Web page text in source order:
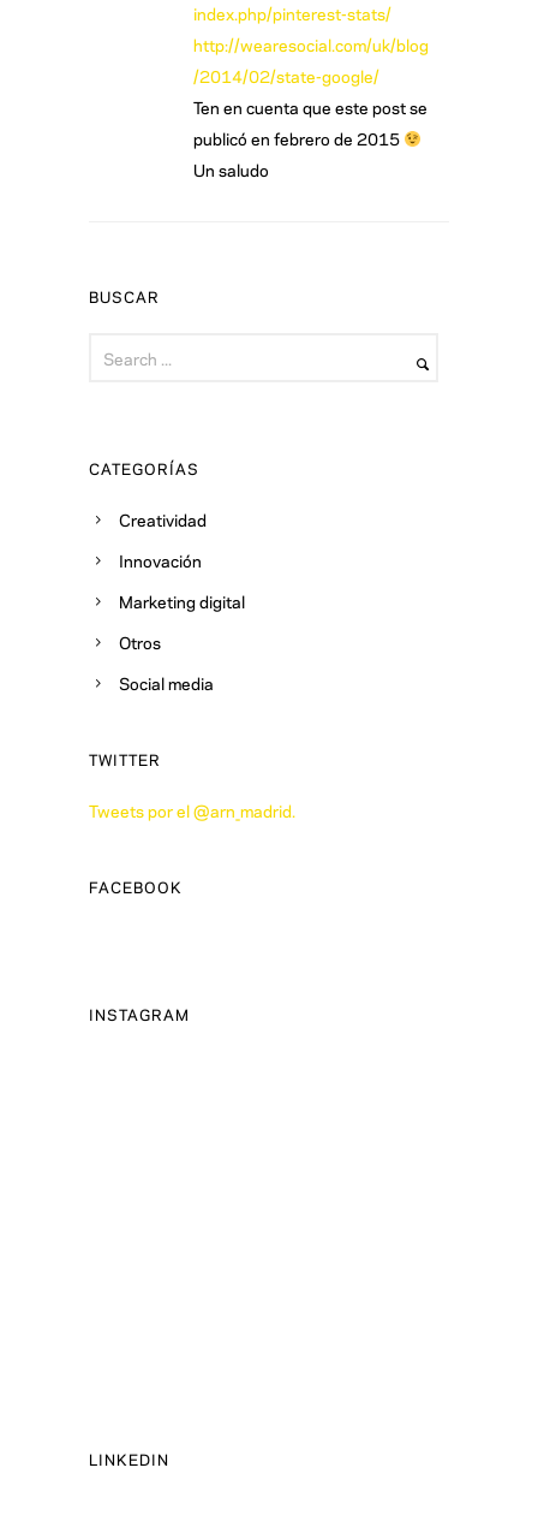
index.php/pinterest-stats/
http://wearesocial.com/uk/blog
/2014/02/state-google/
Ten en cuenta que este post se
publicó en febrero de 2015
Un saludo
BUSCAR
CATEGORÍAS
Creatividad
Innovación
Marketing digital
Otros
Social media
TWITTER
Tweets por el @arn_madrid.
FACEBOOK
INSTAGRAM
LINKEDIN